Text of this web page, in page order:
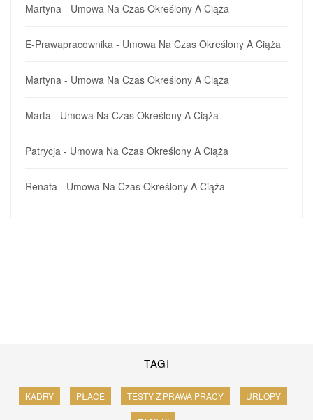
Martyna - Umowa Na Czas Określony A Ciąża
E-Prawapracownika - Umowa Na Czas Określony A Ciąża
Martyna - Umowa Na Czas Określony A Ciąża
Marta - Umowa Na Czas Określony A Ciąża
Patrycja - Umowa Na Czas Określony A Ciąża
Renata - Umowa Na Czas Określony A Ciąża
TAGI
KADRY PŁACE TESTY Z PRAWA PRACY URLOPY